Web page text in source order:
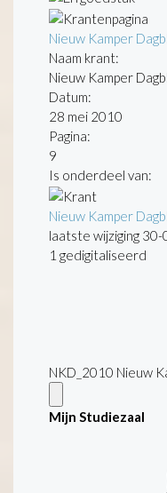
Nieuw Kamper
Naam krant:
Nieuw Kamper
Datum:
28 mei 2010
Pagina:
9
Is onderdeel van:
Nieuw Kamper
laatste wijziging
1 gedigitaliseerd
NKD_2010 Nieuw
Mijn Studiezaal